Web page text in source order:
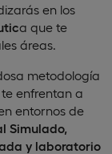
en los
a que te
áreas.
metodología
enfrentan a
entornos de
Simulado,
y laboratorio